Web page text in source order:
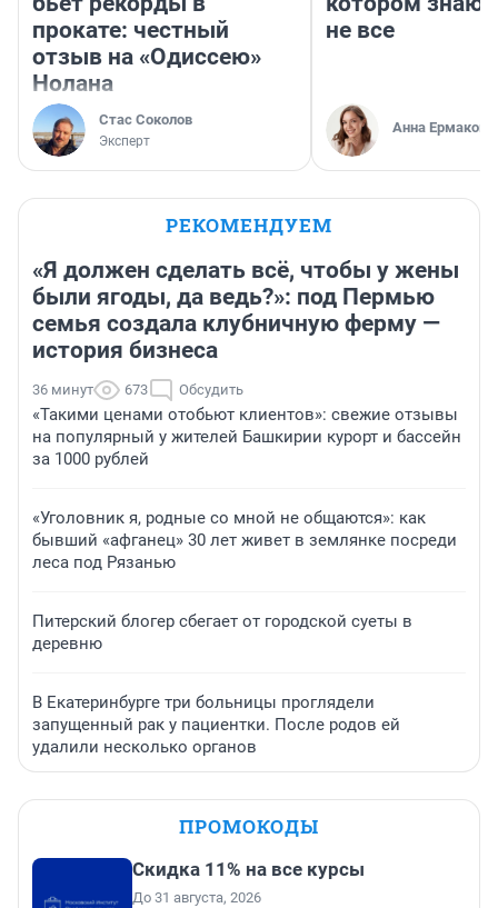
прокате: честный
отзыв на «Одиссею»
Нолана
Стас Соколов
Эксперт
не все
Анна Ермакова
РЕКОМЕНДУЕМ
«Я должен сделать всё, чтобы у жены
были ягоды, да ведь?»: под Пермью
семья создала клубничную ферму —
история бизнеса
36 минут 673 Обсудить
«Такими ценами отобьют клиентов»: свежие отзывы
на популярный у жителей Башкирии курорт и бассейн
за 1000 рублей
«Уголовник я, родные со мной не общаются»: как
бывший «афганец» 30 лет живет в землянке посреди
леса под Рязанью
Питерский блогер сбегает от городской суеты в
деревню
В Екатеринбурге три больницы проглядели
запущенный рак у пациентки. После родов ей
удалили несколько органов
ПРОМОКОДЫ
Скидка 11% на все курсы
До 31 августа, 2026